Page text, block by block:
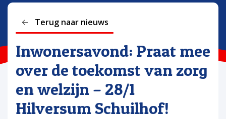
Terug naar nieuws
Inwonersavond: Praat mee
over de toekomst van zorg
en welzijn – 28/1
Hilversum Schuilhof!